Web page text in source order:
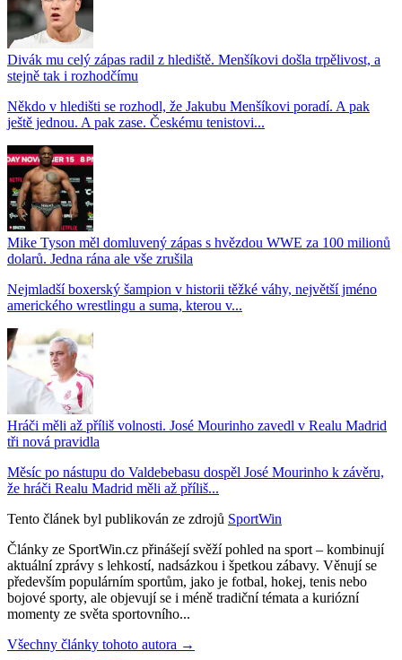
Divák mu celý zápas radil z hlediště. Menšíkovi došla trpělivost, a
stejně tak i rozhodčímu
Někdo v hledišti se rozhodl, že Jakubu Menšíkovi poradí. A pak
ještě jednou. A pak zase. Českému tenistovi...
Mike Tyson měl domluvený zápas s hvězdou WWE za 100 milionů
dolarů. Jedna rána ale vše zrušila
Nejmladší boxerský šampion v historii těžké váhy, největší jméno
amerického wrestlingu a suma, kterou v...
Hráči měli až příliš volnosti. José Mourinho zavedl v Realu Madrid
tři nová pravidla
Měsíc po nástupu do Valdebebasu dospěl José Mourinho k závěru,
že hráči Realu Madrid měli až příliš...
Tento článek byl publikován ze zdrojů SportWin
Články ze SportWin.cz přinášejí svěží pohled na sport – kombinují
aktuální zprávy s lehkostí, nadsázkou i špetkou zábavy. Věnují se
především populárním sportům, jako je fotbal, hokej, tenis nebo
bojové sporty, ale objevují se i méně tradiční témata a kuriózní
momenty ze světa sportovního...
Všechny články tohoto autora →